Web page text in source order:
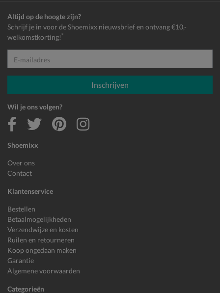
Shoemixx
Over ons
Contact
Klantenservice
Bestellen
Betaalmogelijkheden
Verzendwijze en kosten
Ruilen en retourneren
Koop ongedaan maken
Garantie
Algemene voorwaarden
Categorieën
Altijd op de hoogte zijn?
Schrijf je in voor de Shoemixx nieuwsbrief en ontvang €10,-
welkomstkorting! *
E-mailadres
Inschrijven
Wil je ons volgen?